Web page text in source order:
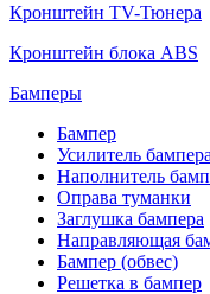
Кронштейн TV-Тюнера
Кронштейн блока ABS
Бамперы
Бампер
Усилитель бампера
Наполнитель
Оправа туманки
Заглушка бампера
Направляющая
Бампер (обвес)
Решетка в бампер